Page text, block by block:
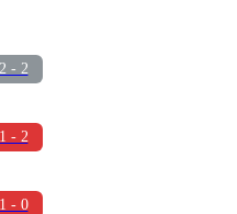
2 - 2
1 - 2
1 - 0